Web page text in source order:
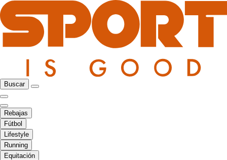
Buscar
Rebajas
Fútbol
Lifestyle
Running
Equitación